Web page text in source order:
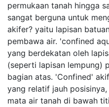
permukaan tanah hingga
sangat berguna untuk
akifer? yaitu lapisan
pembawa air. 'confined
yang berdekatan oleh
(seperti lapisan lempung)
bagian atas. 'Confined'
yang relatif jauh
mata air tanah di bawah